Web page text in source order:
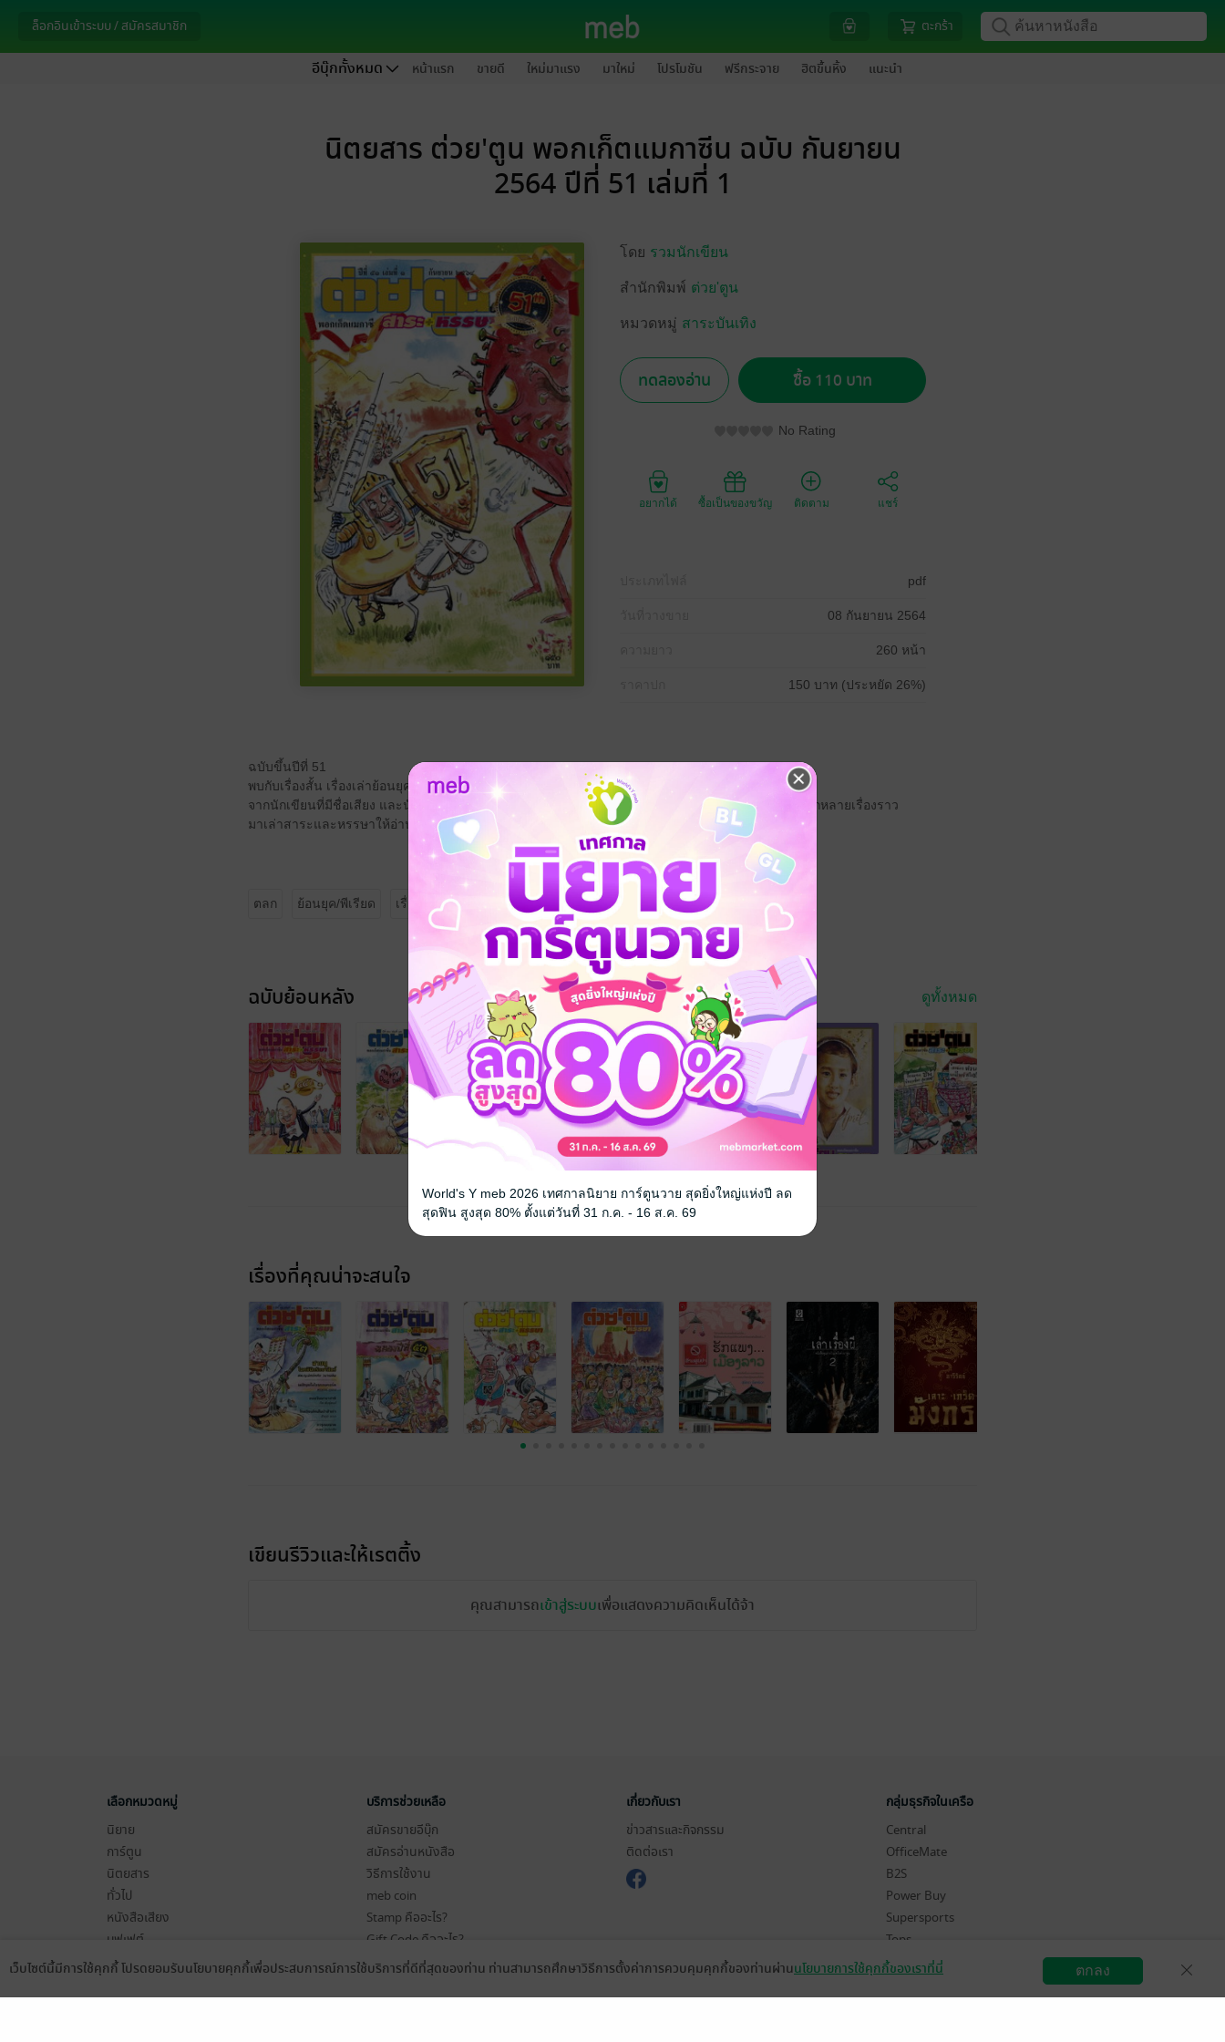
ล็อกอินเข้าระบบ / สมัครสมาชิก ตะกร้า
อีบุ๊กทั้งหมด หน้าแรก ขายดี ใหม่มาแรง มาใหม่ โปรโมชัน ฟรีกระจาย ฮิตขึ้นหิ้ง แนะนำ
นิตยสาร ต่วย'ตูน พอกเก็ตแมกาซีน ฉบับ กันยายน
2564 ปีที่ 51 เล่มที่ 1
โดย รวมนักเขียน
สำนักพิมพ์ ต่วย'ตูน
หมวดหมู่ สาระบันเทิง
ทดลองอ่าน ซื้อ 110 บาท
No Rating
อยากได้ ซื้อเป็นของขวัญ ติดตาม แชร์
pdf
08 กันยายน 2564
260 หน้า
150 บาท (ประหยัด 26%)
ฉบับขึ้นปีที่ 51
พบกับเรื่องสั้น เรื่องเล่าย้อนยุค เรื่องเล่าจากประสบการณ์ การ์ตูนขำขัน และบทกวี
จากนักเขียนที่มีชื่อเสียง และนักเขียนที่เชี่ยวชาญในหลายสาขาอาชีพ รวมถึงผู้มีประสบการณ์ตรงในหลากหลายเรื่องราว
มาเล่าสาระและหรรษาให้อ่านกันแบบสบายๆ แต่ได้ความรู้เต็มอิ่ม
ตลก ย้อนยุค/พีเรียด เรื่องเล่า ชีวประวัติ
ฉบับย้อนหลัง ดูทั้งหมด
เรื่องที่คุณน่าจะสนใจ
เขียนรีวิวและให้เรตติ้ง
คุณสามารถเข้าสู่ระบบเพื่อแสดงความคิดเห็นได้จ้า
เลือกหมวดหมู่
นิยาย
การ์ตูน
นิตยสาร
ทั่วไป
หนังสือเสียง
บุฟเฟต์
บริการช่วยเหลือ
สมัครขายอีบุ๊ก
สมัครอ่านหนังสือ
วิธีการใช้งาน
meb coin
Stamp คืออะไร?
Gift Code คืออะไร?
เงื่อนไขในการใช้บริการ
เกี่ยวกับเรา
ข่าวสารและกิจกรรม
ติดต่อเรา
กลุ่มธุรกิจในเครือ
Central
OfficeMate
B2S
Power Buy
Supersports
Tops
Hytexts
สมัครขายอีบุ๊ก วิธีการใช้งาน
เว็บไซต์นี้มีการใช้คุกกี้ โปรดยอมรับนโยบายคุกกี้เพื่อประสบการณ์การใช้บริการที่ดีที่สุดของท่าน ท่านสามารถศึกษาวิธีการตั้งค่าการควบคุมคุกกี้ของท่านผ่านนโยบายการใช้คุกกี้ของเราที่นี่ ตกลง
World's Y meb 2026 เทศกาลนิยาย การ์ตูนวาย สุดยิ่งใหญ่แห่งปี ลด
สุดฟิน สูงสุด 80% ตั้งแต่วันที่ 31 ก.ค. - 16 ส.ค. 69